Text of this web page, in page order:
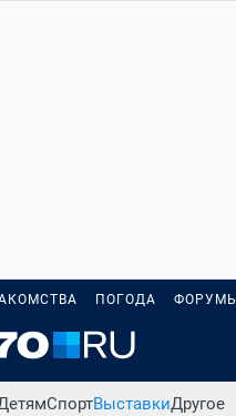
ПОГОДА ФОРУМЫ
СпортВыставкиДругое